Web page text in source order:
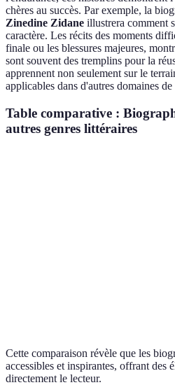
chères au succès. Par exemple, la
Zinedine Zidane illustrera comment
caractère. Les récits des moments
finale ou les blessures majeures,
sont souvent des tremplins pour la
apprennent non seulement sur le
applicables dans d'autres domaines
Table comparative :
autres genres littéraires
Cette comparaison révèle que les
accessibles et inspirantes, offrant des
directement le lecteur.